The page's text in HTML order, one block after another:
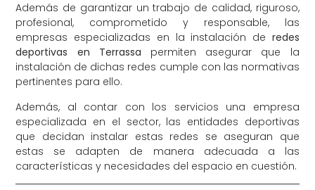
Además de garantizar un trabajo de calidad, riguroso,
profesional, comprometido y responsable, las
empresas especializadas en la instalación de redes
deportivas en Terrassa permiten asegurar que la
instalación de dichas redes cumple con las normativas
pertinentes para ello.
Además, al contar con los servicios una empresa
especializada en el sector, las entidades deportivas
que decidan instalar estas redes se aseguran que
estas se adapten de manera adecuada a las
características y necesidades del espacio en cuestión.